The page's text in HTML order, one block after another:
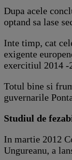
Dupa acele
optand sa lase
Inte timp, cat
exigente
exercitiul 2014 -
Totul bine si
guvernarile
Studiul de
In martie 2012
Ungureanu, a